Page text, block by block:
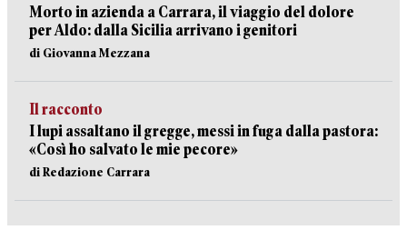
Morto in azienda a Carrara, il viaggio del dolore
per Aldo: dalla Sicilia arrivano i genitori
di Giovanna Mezzana
Il racconto
I lupi assaltano il gregge, messi in fuga dalla pastora:
«Così ho salvato le mie pecore»
di Redazione Carrara